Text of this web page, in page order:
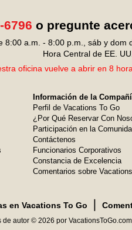
6796 o pregunte
8:00 a.m. - 8:00 p.m., sáb y dom
Hora Central de EE. UU.
oficina vuelve a abrir en 8
Información de la
Perfil de Vacations To Go
¿Por Qué Reservar Con
Participación en la
Contáctenos
Funcionarios Corporativos
Constancia de Excelencia
Comentarios sobre
en Vacations To Go
de autor © 2026 por